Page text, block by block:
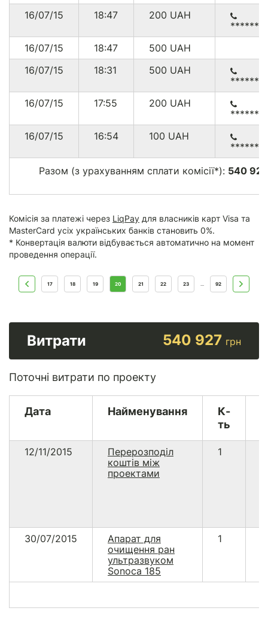
16/07/15
18:47 200 UAH
16/07/15
18:47 500 UAH
16/07/15
18:31 500 UAH
16/07/15
17:55 200 UAH
16/07/15
16:54 100 UAH
Разом (з урахуванням сплати комісії*): 540
Комісія за платежі через LiqPay для власників карт Visa та
MasterCard усіх українських банків становить 0%.
* Конвертація валюти відбувається автоматично на момент
проведення операції.
17 18 19 20 21 22 23 ... 92
Витрати 540 927 грн
Поточні витрати по проекту
Дата Найменування
К-
ть
12/11/2015
Перерозподіл
коштів між
проектами
1
30/07/2015
Апарат для
очищення ран
ультразвуком
Sonoca 185
1